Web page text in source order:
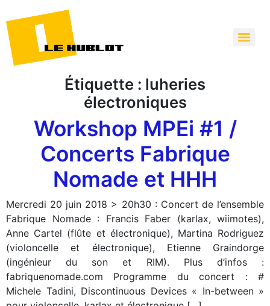
Étiquette : luheries
électroniques
Workshop MPEi #1 /
Concerts Fabrique
Nomade et HHH
Mercredi 20 juin 2018 > 20h30 : Concert de l’ensemble
Fabrique Nomade : Francis Faber (karlax, wiimotes),
Anne Cartel (flûte et électronique), Martina Rodriguez
(violoncelle et électronique), Etienne Graindorge
(ingénieur du son et RIM). Plus d’infos :
fabriquenomade.com Programme du concert : #
Michele Tadini, Discontinuous Devices « In-between »